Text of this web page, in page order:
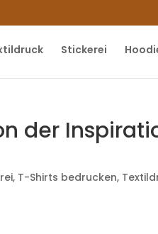
Stickerei
der
, T-Shirts bedrucken,